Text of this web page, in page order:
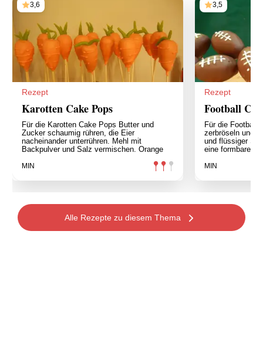
3,6
Rezept
Karotten Cake Pops
Für die Karotten Cake Pops Butter und
Zucker schaumig rühren, die Eier
nacheinander unterrühren. Mehl mit
Backpulver und Salz vermischen. Orange
MIN
3,5
Rezept
Football
Für die Football
zerbröseln und
und flüssiger
eine formbare
MIN
Alle Rezepte zu diesem Thema